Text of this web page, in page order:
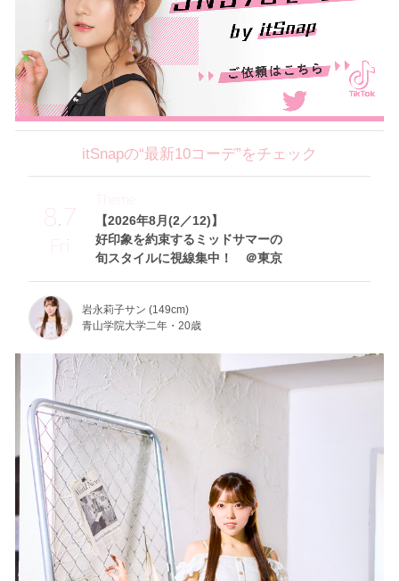
itSnapの“最新10コーデ”をチェック
8.7
Fri
【2026年8月(2／12)】
好印象を約束するミッドサマーの
旬スタイルに視線集中！ ＠東京
Theme
岩永莉子サン (149cm)
青山学院大学二年・20歳